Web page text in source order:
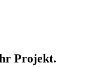
Projekt.